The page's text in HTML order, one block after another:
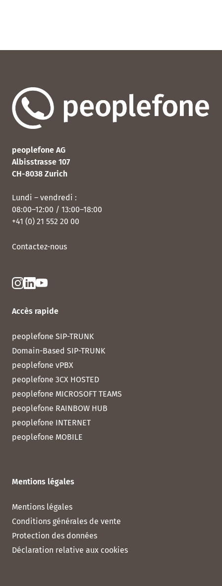
peoplefone AG
Albisstrasse 107
CH-8038 Zurich
Lundi – vendredi :
08:00–12:00 / 13:00–18:00
+41 (0) 21 552 20 00
Contactez-nous
Accès rapide
peoplefone SIP-TRUNK
Domain-Based SIP-TRUNK
peoplefone vPBX
peoplefone 3CX HOSTED
peoplefone MICROSOFT TEAMS
peoplefone RAINBOW HUB
peoplefone INTERNET
peoplefone MOBILE
Mentions légales
Mentions légales
Conditions générales de vente
Protection des données
Déclaration relative aux cookies